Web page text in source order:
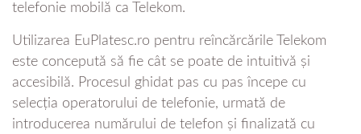
telefonie mobilă ca Telekom.
Utilizarea EuPlatesc.ro pentru reîncărcările Telekom
este concepută să fie cât se poate de intuitivă și
accesibilă. Procesul ghidat pas cu pas începe cu
selecția operatorului de telefonie, urmată de
introducerea numărului de telefon și finalizată cu